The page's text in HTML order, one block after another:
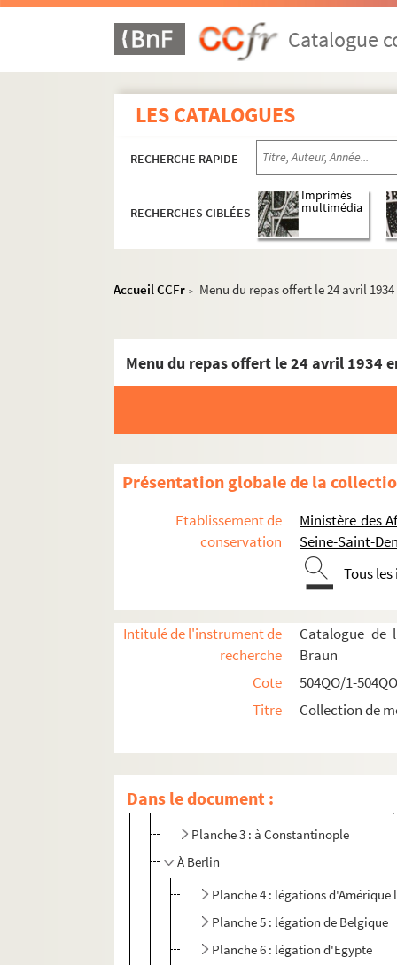
Catalogue
LES CATALOGUES
RECHERCHE RAPIDE
RECHERCHES CIBLÉES
Imprimés
multimédia
Accueil CCFr > Menu du repas offert le 24 avril
Menu du repas offert le 24 avril 1934
Présentation globale de la
Etablissement de
conservation
Ministère des
Seine-Saint-
Tous
Intitulé de l'instrument de
recherche
Catalogue de
Braun
Cote
504QO/1-
Titre
Collection de
Dans le document :
Réceptions données par ou pour les
Représentations diplomatiques et
Planche 1 : à Athènes
Planche 2 : à Athènes et
Planche 3 : à Constantinople
À Berlin
Planche 4 : légations d'Amérique
Planche 5 : légation de Belgique
Planche 6 : légation d'Egypte